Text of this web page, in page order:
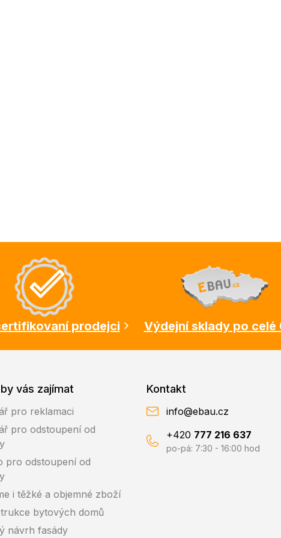
prodejci Výdejní sklady po celé
vás zajímat
pro reklamaci
pro odstoupení od
pro odstoupení od
i těžké a objemné zboží
bytových domů
návrh fasády
Kontakt
info@ebau.cz
+420 777 216 637
po-pá: 7:30 - 16:00 hod